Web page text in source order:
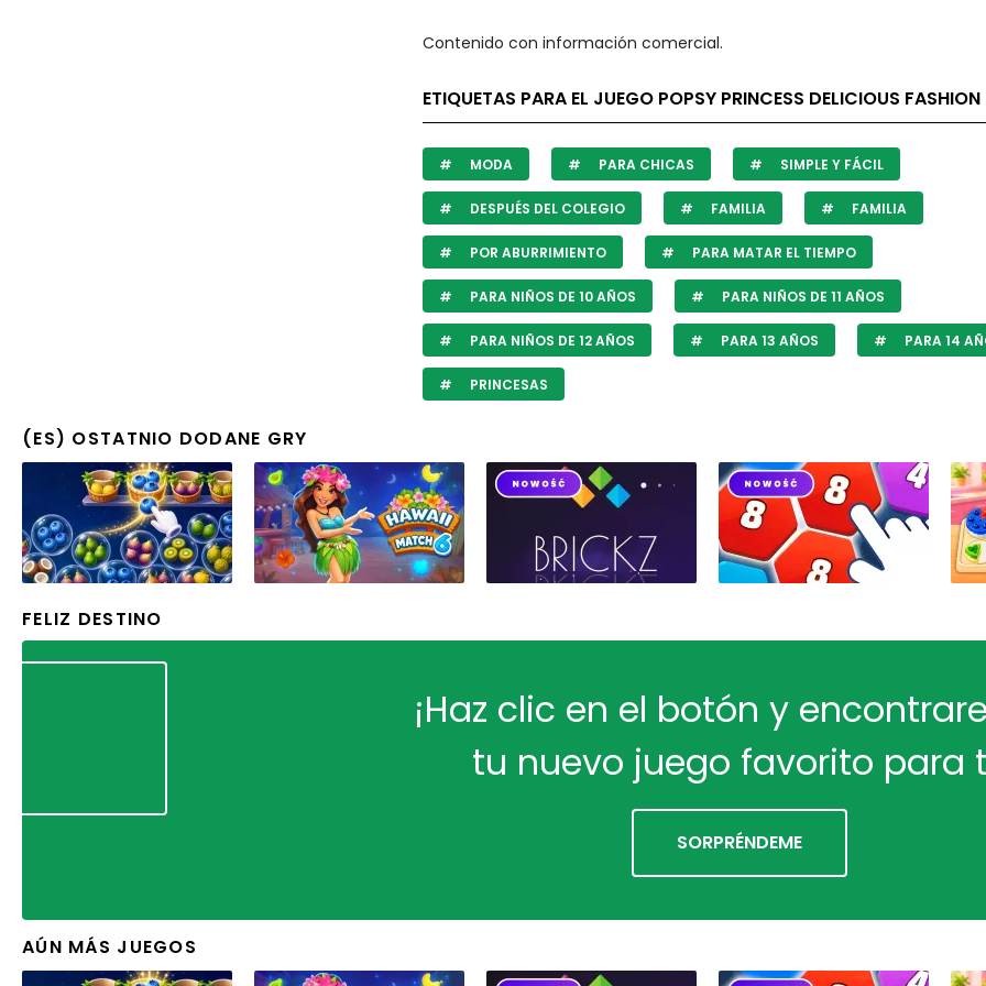
Contenido con información comercial.
ETIQUETAS PARA EL JUEGO POPSY PRINCESS DELICIOUS FASHION
MODA PARA CHICAS SIMPLE Y FÁCIL
DESPUÉS DEL COLEGIO FAMILIA FAMILIA
POR ABURRIMIENTO PARA MATAR EL TIEMPO
PARA NIÑOS DE 10 AÑOS PARA NIÑOS DE 11 AÑOS
PARA NIÑOS DE 12 AÑOS PARA 13 AÑOS PARA 14
PRINCESAS
(ES) OSTATNIO DODANE GRY
FELIZ DESTINO
¡Haz clic en el botón y
tu nuevo juego favorito para
SORPRÉNDEME
AÚN MÁS JUEGOS